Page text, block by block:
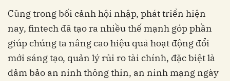
Cũng trong bối cảnh hội nhập, phát triển hiện
nay, fintech đã tạo ra nhiều thế mạnh góp phần
giúp chúng ta nâng cao hiệu quả hoạt động đổi
mới sáng tạo, quản lý rủi ro tài chính, đặc biệt là
đảm bảo an ninh thông thin, an ninh mạng ngày